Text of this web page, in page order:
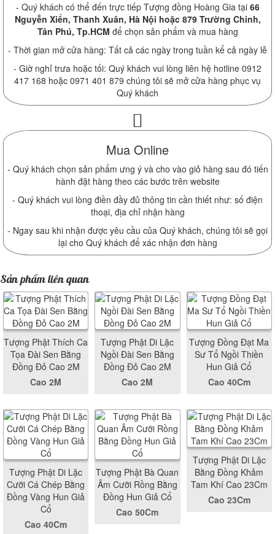
- Quý khách có thể đến trực tiếp Tượng đồng Hoàng Gia tại 66
Nguyễn Xiển, Thanh Xuân, Hà Nội hoặc 879 Trường Chinh,
Tân Phú, Tp.HCM để chọn sản phẩm và mua hàng
- Thời gian mở cửa hàng: Tất cả các ngày trong tuần kể cả ngày lễ
- Giờ nghỉ trưa hoặc tối: Quý khách vui lòng liên hệ hotline 0912
417 168 hoặc 0971 401 879 chúng tôi sẽ mở cửa hàng phục vụ
Quý khách
Mua Online
- Quý khách chọn sản phẩm ưng ý và cho vào giỏ hàng sau đó tiến
hành đặt hàng theo các bước trên website
- Quý khách vui lòng điền đầy đủ thông tin cần thiết như: số điện
thoại, địa chỉ nhận hàng
- Ngay sau khi nhận được yêu cầu của Quý khách, chúng tôi sẽ gọi
lại cho Quý khách để xác nhận đơn hàng
Sản phẩm liên quan
Tượng Phật Thích Ca
Tọa Đài Sen Bằng
Đồng Đỏ Cao 2M
Cao 2M
Tượng Phật Di Lặc
Ngồi Đài Sen Bằng
Đồng Đỏ Cao 2M
Cao 2M
Tượng Đồng Đạt Ma
Sư Tổ Ngồi Thiền
Hun Giả Cổ
Cao 40Cm
Tượng Phật Di Lặc
Cưỡi Cá Chép Bằng
Đồng Vàng Hun Giả
Cổ
Cao 40Cm
Tượng Phật Bà Quan
Âm Cưỡi Rồng Bằng
Đồng Hun Giả Cổ
Cao 50Cm
Tượng Phật Di Lặc
Bằng Đồng Khảm
Tam Khí Cao 23Cm
Cao 23Cm